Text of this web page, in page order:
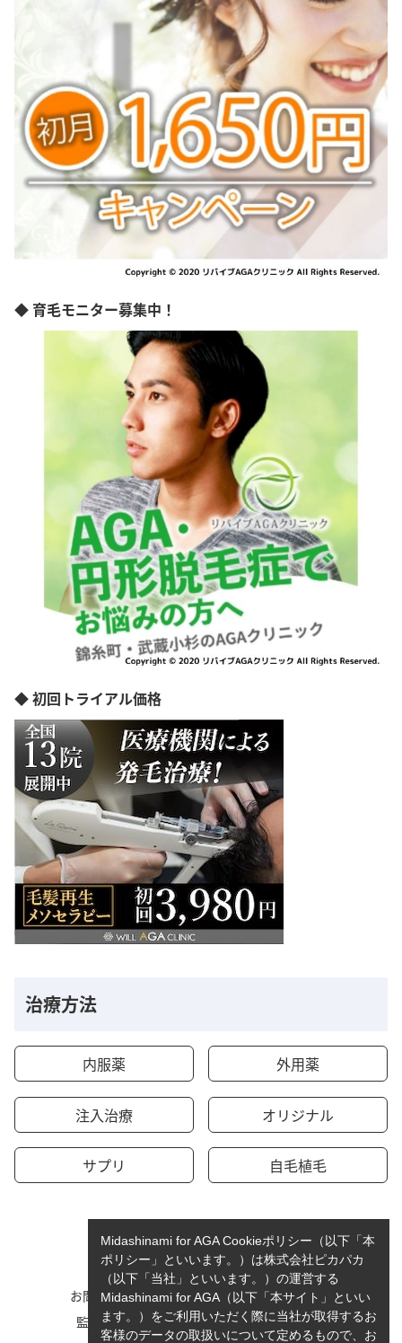
◆ 育毛モニター募集中！
◆ 初回トライアル価格
治療方法
内服薬 外用薬
注入治療 オリジナル
サプリ 自毛植毛
お問い合わせ
運営者情報
監修者一覧
cookieポリシーについて
Midashinami for AGA Cookieポリシー（以下「本
ポリシー」といいます。）は株式会社ピカパカ
（以下「当社」といいます。）の運営する
Midashinami for AGA（以下「本サイト」といい
ます。）をご利用いただく際に当社が取得するお
客様のデータの取扱いについて定めるもので、お